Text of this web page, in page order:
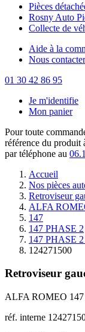
Pièces
Rosny Auto
Collecte de
Aide à la
Nous contacter
01 30 42 86 95
Je m'identifie
Mon panier
Pour toute
référence du produit
par téléphone au
Accueil
Nos pièces
Retroviseur
ALFA
147
147 PHASE 2
147 PHASE
124271500
Retroviseur
ALFA ROMEO
réf. interne